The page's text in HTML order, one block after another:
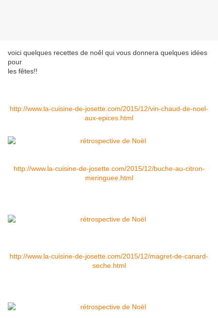
voici quelques recettes de noêl qui vous donnera quelques idées
pour
les fêtes!!
http://www.la-cuisine-de-josette.com/2015/12/vin-chaud-de-noel-
aux-epices.html
http://www.la-cuisine-de-josette.com/2015/12/buche-au-citron-
meringuee.html
http://www.la-cuisine-de-josette.com/2015/12/magret-de-canard-
seche.html